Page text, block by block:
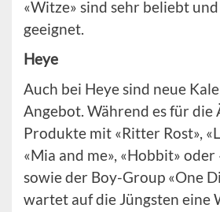
«Witze» sind sehr beliebt
geeignet.
Heye
Auch bei Heye sind neue
Angebot. Während es für die
Produkte mit «Ritter Rost»,
«Mia and me», «Hobbit» oder
sowie der Boy-Group «One
wartet auf die Jüngsten eine